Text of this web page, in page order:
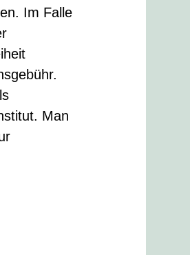
Im Falle
Man